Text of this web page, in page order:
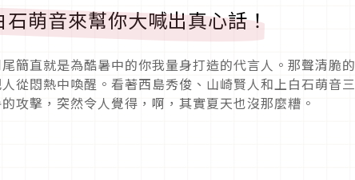
萌音來幫你大喊出真心話！
簡直就是為酷暑中的你我量身打造的代言人。那聲清脆的
從悶熱中喚醒。看著西島秀俊、山崎賢人和上白石萌音三
攻擊，突然令人覺得，啊，其實夏天也沒那麼糟。